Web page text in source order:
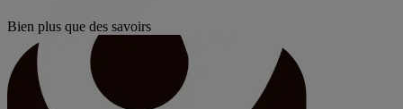
Bien plus que des savoirs